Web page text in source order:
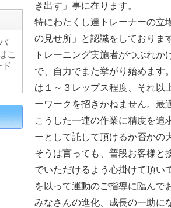
き出す」事に在ります。
特にわたくし達トレーナーの立
の見せ所」と認識をしておりま
トレーニング実施者がつぶれ
で、自力でまた挙がり始めます
は１～３レップス程度、それ以
ーワークを招きかねません。最
こうした一連の作業に精度を追
ーとして託して頂けるか否かの
そうは言っても、普段お客様と
でいただけるよう心掛けて頂
を以って運動のご指導に臨んで
みなさんの進化、成長の一助に
こ